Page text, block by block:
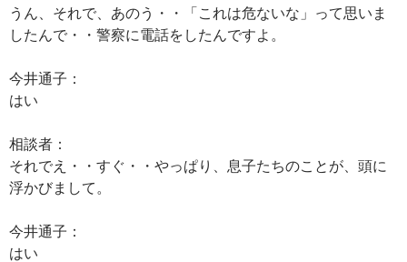
うん、それで、あのう・・「これは危ないな」って思いま
したんで・・警察に電話をしたんですよ。
今井通子：
はい
相談者：
それでえ・・すぐ・・やっぱり、息子たちのことが、頭に
浮かびまして。
今井通子：
はい